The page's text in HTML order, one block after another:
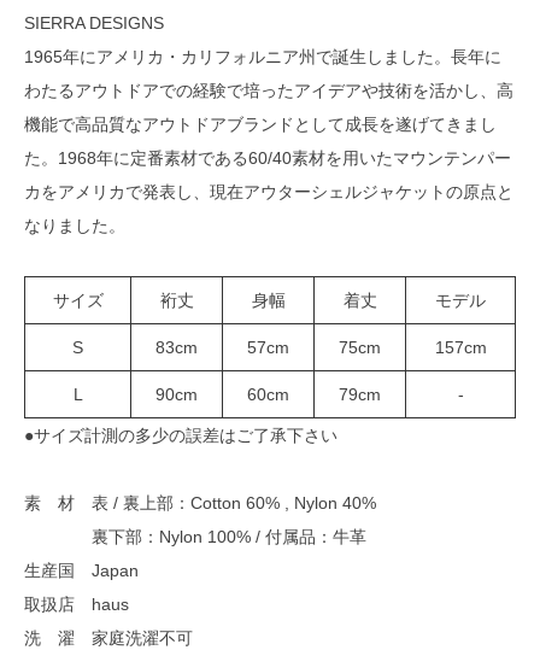
SIERRA DESIGNS
1965年にアメリカ・カリフォルニア州で誕生しました。長年に
わたるアウトドアでの経験で培ったアイデアや技術を活かし、高
機能で高品質なアウトドアブランドとして成長を遂げてきまし
た。1968年に定番素材である60/40素材を用いたマウンテンパー
カをアメリカで発表し、現在アウターシェルジャケットの原点と
なりました。
サイズ 裄丈 身幅 着丈 モデル
S 83cm 57cm 75cm 157cm
L 90cm 60cm 79cm -
●サイズ計測の多少の誤差はご了承下さい
素 材 表 / 裏上部：Cotton 60% , Nylon 40%
裏下部：Nylon 100% / 付属品：牛革
生産国 Japan
取扱店 haus
洗 濯 家庭洗濯不可